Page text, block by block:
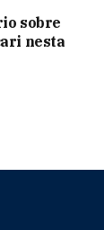
sobre
nesta